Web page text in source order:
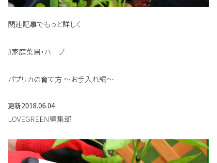
関連記事でもっと詳しく
#家庭菜園・ハーブ
パプリカの育て方 〜お手入れ編〜
更新2018.06.04
LOVEGREEN編集部